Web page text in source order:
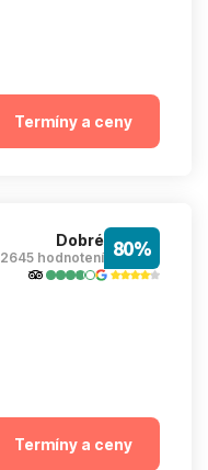
Termíny a ceny
Dobré
2645 hodnotení 80%
Termíny a ceny